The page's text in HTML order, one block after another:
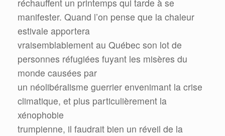
réchauffent un printemps qui tarde à se
manifester. Quand l’on pense que la chaleur
estivale apportera
vraisemblablement au Québec son lot de
personnes réfugiées fuyant les misères du
monde causées par
un néolibéralisme guerrier envenimant la crise
climatique, et plus particulièrement la
xénophobie
trumpienne, il faudrait bien un réveil de la